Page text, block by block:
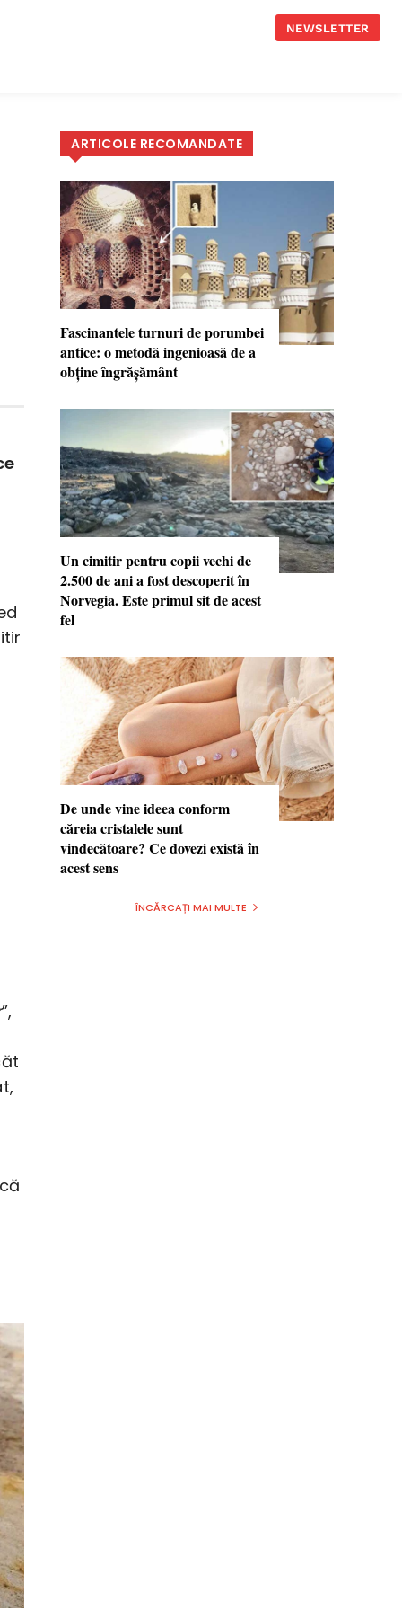
NEWSLETTER
”,
ARTICOLE RECOMANDATE
Fascinantele turnuri de porumbei
antice: o metodă ingenioasă de a
obţine îngrăşământ
Un cimitir pentru copii vechi de
2.500 de ani a fost descoperit în
Norvegia. Este primul sit de acest
fel
De unde vine ideea conform
căreia cristalele sunt
vindecătoare? Ce dovezi există în
acest sens
ÎNCĂRCAȚI MAI MULTE